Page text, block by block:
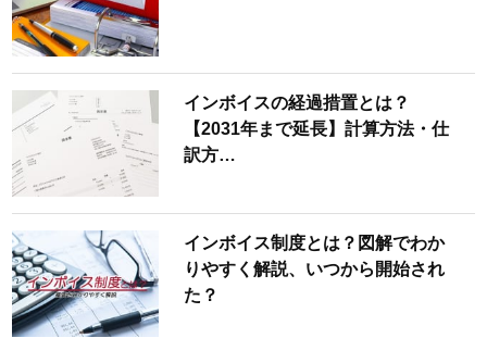
インボイスの経過措置とは？
【2031年まで延長】計算方法・仕
訳方…
インボイス制度とは？図解でわか
りやすく解説、いつから開始され
た？